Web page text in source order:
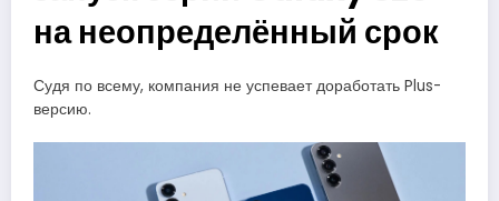
на неопределённый срок
Судя по всему, компания не успевает доработать Plus-
версию.